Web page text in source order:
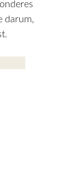
darum,